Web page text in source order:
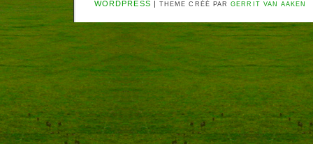
WORDPRESS | THEME CRÉÉ PARGERRIT VAN AAKEN